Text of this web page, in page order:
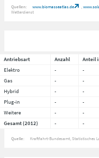
Quellen: www.biomasseatlas.de
Wetterdienst
Antriebsart Anzahl Anteil
Elektro
- -
Gas
- -
Hybrid
- -
Plug-in
- -
Weitere
- -
Gesamt (2012)
- -
Quelle: Kraftfahrt-Bundesamt, Statistisches